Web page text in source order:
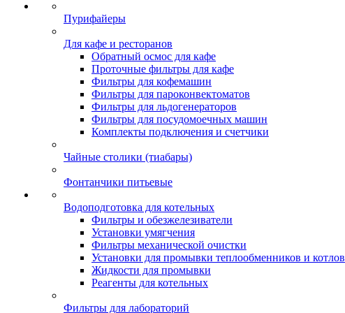
Пурифайеры
Для кафе и ресторанов
Обратный осмос для кафе
Проточные фильтры для кафе
Фильтры для кофемашин
Фильтры для пароконвектоматов
Фильтры для льдогенераторов
Фильтры для посудомоечных машин
Комплекты подключения и счетчики
Чайные столики (тиабары)
Фонтанчики питьевые
Водоподготовка для котельных
Фильтры и обезжелезиватели
Установки умягчения
Фильтры механической очистки
Установки для промывки теплообменников и котлов
Жидкости для промывки
Реагенты для котельных
Фильтры для лабораторий